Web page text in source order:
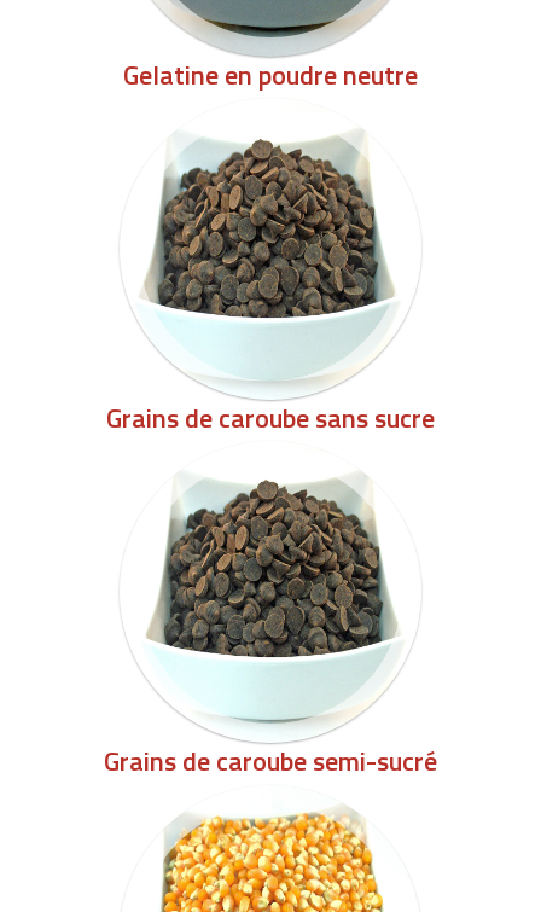
Gelatine en poudre neutre
Grains de caroube sans sucre
Grains de caroube semi-sucré